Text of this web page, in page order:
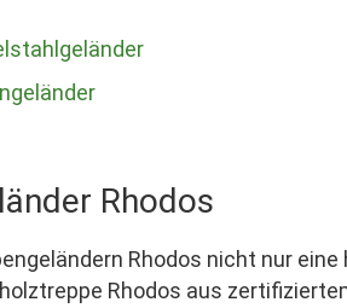
Rhodos
Rhodos nicht nur eine
Rhodos aus